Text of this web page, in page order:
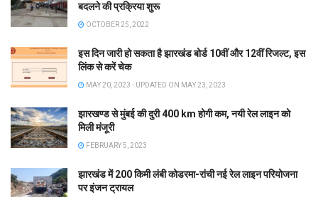
बदलने की प्रक्रिया शुरू
OCTOBER 25, 2022
इस दिन जारी हो सकता है झारखंड बोर्ड 10वीं और 12वीं रिजल्ट, इस
लिंक से करें चेक
MAY 20, 2023 - UPDATED ON MAY 23, 2023
झारखण्ड से मुंबई की दुरी 400 km होगी कम, नयी रेल लाइन को
मिली मंजूरी
FEBRUARY 5, 2023
झारखंड में 200 किमी लंबी कोडरमा-रांची नई रेल लाइन परियोजना
पर इंजन ट्रायल